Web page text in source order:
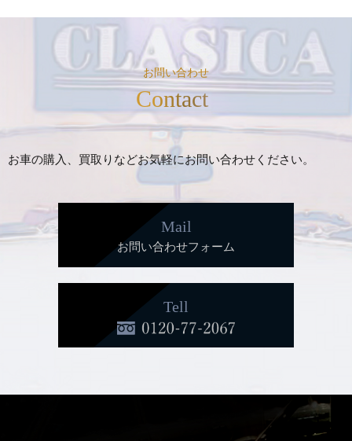
お問い合わせ
Contact
お車の購入、買取りなどお気軽にお問い合わせください。
Mail
お問い合わせフォーム
Tell